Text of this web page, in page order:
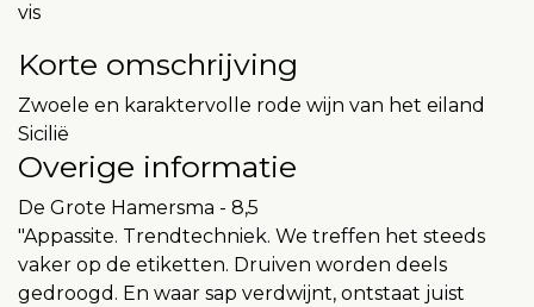
vis
Korte omschrijving
Zwoele en karaktervolle rode wijn van het eiland
Sicilië
Overige informatie
De Grote Hamersma - 8,5
"Appassite. Trendtechniek. We treffen het steeds
vaker op de etiketten. Druiven worden deels
gedroogd. En waar sap verdwijnt, ontstaat juist